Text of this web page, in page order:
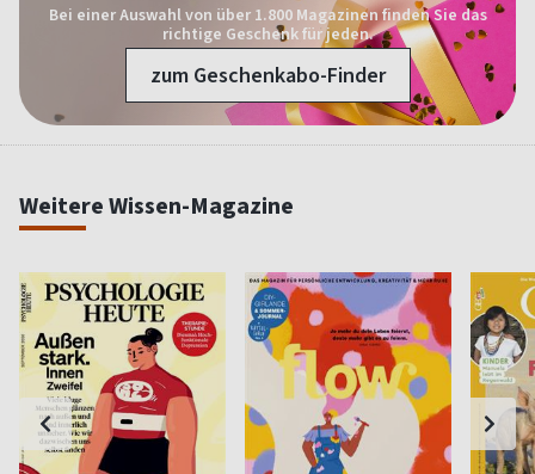
Bei einer Auswahl von über 1.800 Magazinen finden Sie das
richtige Geschenk für jeden.
zum Geschenkabo-Finder
Weitere Wissen-Magazine